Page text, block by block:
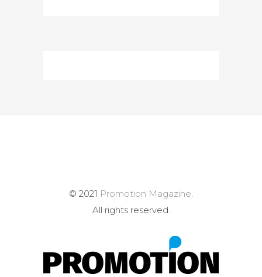
© 2021 Promotion Magazine
All rights reserved.